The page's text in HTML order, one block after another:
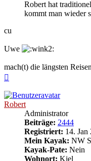
Robert hat
kommt man wieder
cu
Uwe
mach(t) die längsten
Robert
Administrator
Beiträge: 2444
Registriert: 14. Jan
Mein Kayak: NW
Kayak-Pate: Nein
Wohnort: Kiel